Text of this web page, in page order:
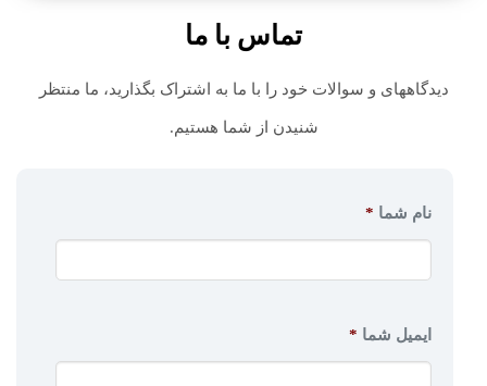
تماس با ما
دیدگاههای و سوالات خود را با ما به اشتراک بگذارید، ما منتظر
شنیدن از شما هستیم.
نام شما *
ایمیل شما *